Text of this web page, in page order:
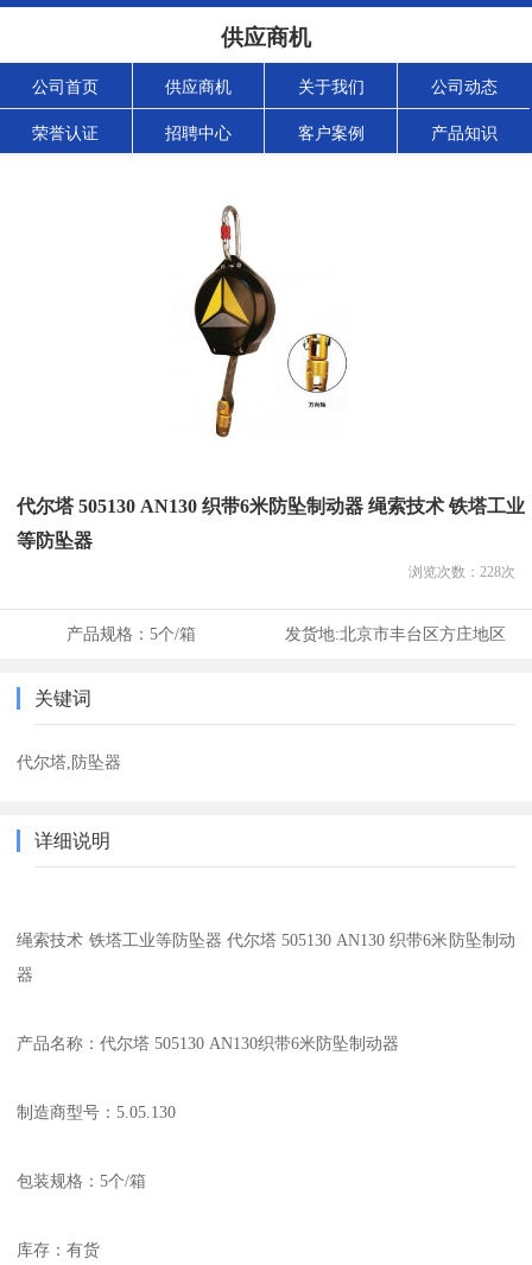
供应商机
公司首页 供应商机 关于我们 公司动态
荣誉认证 招聘中心 客户案例 产品知识
代尔塔 505130 AN130 织带6米防坠制动器 绳索技术 铁塔工业
等防坠器
浏览次数： 228次
产品规格：5个/箱 发货地:北京市丰台区方庄地区
关键词
代尔塔,防坠器
详细说明
绳索技术 铁塔工业等防坠器 代尔塔 505130 AN130 织带6米防坠制动
器
产品名称：代尔塔 505130 AN130织带6米防坠制动器
制造商型号：5.05.130
包装规格：5个/箱
库存：有货